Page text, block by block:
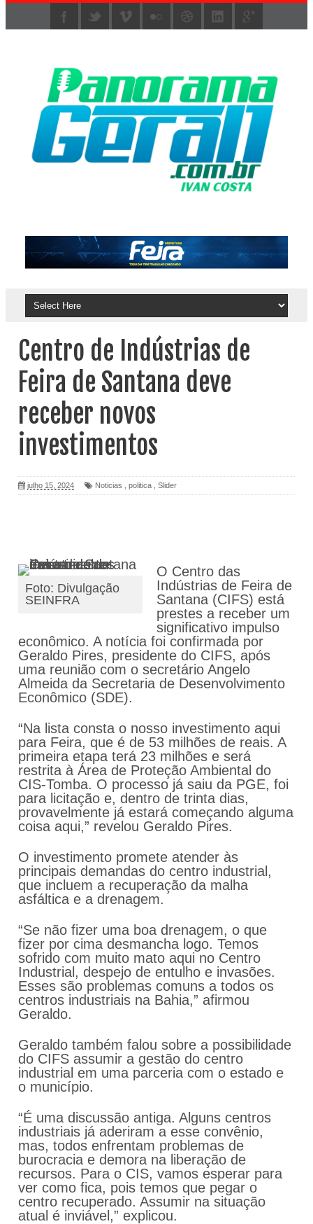
Centro de Indústrias de
Feira de Santana deve
receber novos
investimentos
julho 15, 2024 Noticias politica Slider
Foto: Divulgação
SEINFRA
O Centro das
Indústrias de Feira de
Santana (CIFS) está
prestes a receber um
significativo impulso
econômico. A notícia foi confirmada por
Geraldo Pires, presidente do CIFS, após
uma reunião com o secretário Angelo
Almeida da Secretaria de Desenvolvimento
Econômico (SDE).
“Na lista consta o nosso investimento aqui
para Feira, que é de 53 milhões de reais. A
primeira etapa terá 23 milhões e será
restrita à Área de Proteção Ambiental do
CIS-Tomba. O processo já saiu da PGE, foi
para licitação e, dentro de trinta dias,
provavelmente já estará começando alguma
coisa aqui,” revelou Geraldo Pires.
O investimento promete atender às
principais demandas do centro industrial,
que incluem a recuperação da malha
asfáltica e a drenagem.
“Se não fizer uma boa drenagem, o que
fizer por cima desmancha logo. Temos
sofrido com muito mato aqui no Centro
Industrial, despejo de entulho e invasões.
Esses são problemas comuns a todos os
centros industriais na Bahia,” afirmou
Geraldo.
Geraldo também falou sobre a possibilidade
do CIFS assumir a gestão do centro
industrial em uma parceria com o estado e
o município.
“É uma discussão antiga. Alguns centros
industriais já aderiram a esse convênio,
mas, todos enfrentam problemas de
burocracia e demora na liberação de
recursos. Para o CIS, vamos esperar para
ver como fica, pois temos que pegar o
centro recuperado. Assumir na situação
atual é inviável,” explicou.